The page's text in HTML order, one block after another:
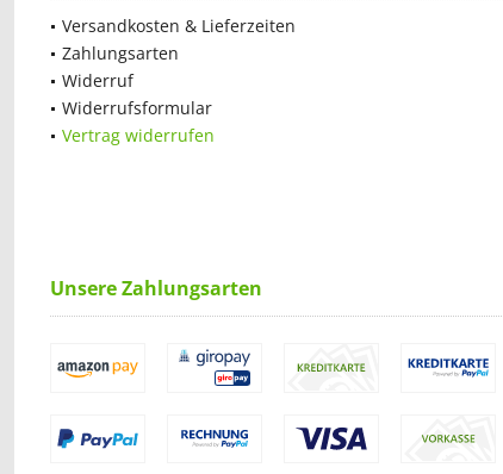
Versandkosten & Lieferzeiten
Zahlungsarten
Widerruf
Widerrufsformular
Vertrag widerrufen
Unsere Zahlungsarten